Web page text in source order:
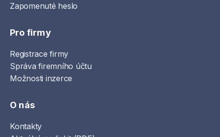
Zapomenuté heslo
Pro firmy
Registrace firmy
Správa firemního účtu
Možnosti inzerce
O nás
Kontakty